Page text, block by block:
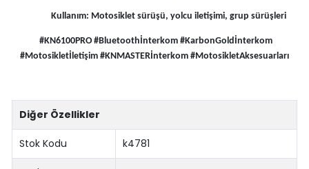
Kullanım: Motosiklet sürüşü, yolcu iletişimi, grup sürüşleri
#KN6100PRO #Bluetoothİnterkom #KarbonGoldİnterkom
#Motosikletİletişim #KNMASTERİnterkom #MotosikletAksesuarları
Diğer Özellikler
Stok Kodu k4781